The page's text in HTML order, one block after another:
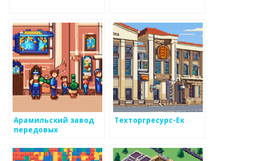
Арамильский завод
передовых
Техторгресурс-Ек